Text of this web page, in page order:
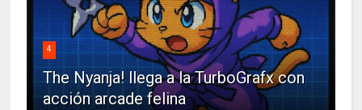
4
The Nyanja! llega a la TurboGrafx con
acción arcade felina